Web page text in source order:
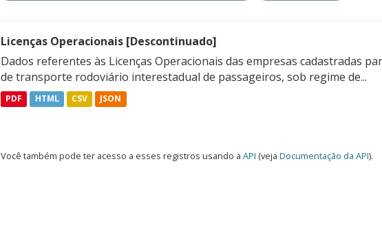
Licenças Operacionais [Descontinuado]
Dados referentes às Licenças Operacionais das empresas cadastradas
de transporte rodoviário interestadual de passageiros, sob regime de...
PDF HTML CSV JSON
Você também pode ter acesso a esses registros usando a API (veja Documentação da API).